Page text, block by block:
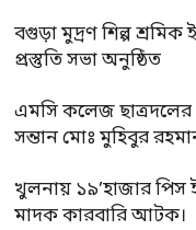
বগুড়া মুদ্রণ শিল্প শ্রমিক
প্রস্তুতি সভা অনুষ্ঠিত
এমসি কলেজ
সন্তান মোঃ মুহিবুর
খুলনায় ১৯’হাজার
মাদক কারবারি আটক।